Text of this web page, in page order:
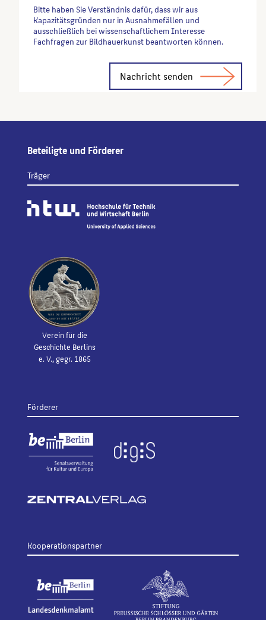
Bitte haben Sie Verständnis dafür, dass wir aus
Kapazitätsgründen nur in Ausnahmefällen und
ausschließlich bei wissenschaftlichem Interesse
Fachfragen zur Bildhauerkunst beantworten können.
Beteiligte und Förderer
Träger
Verein für die
Geschichte Berlins
e. V., gegr. 1865
Förderer
Kooperationspartner